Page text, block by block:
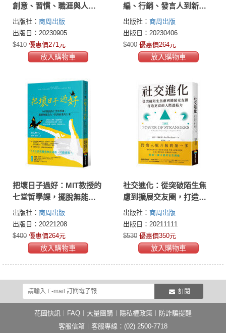
創意、習慣、職涯與人生
的「阻力」，從現在開始
無往不利！
出版社： 商周出版
出版日：20230905
$410 優惠價271元
放入購物車
編、行銷、發言人到新創
CEO都得學的正向曝光技
巧（附照著做的媒體經營
工具包及新聞稿範本）
出版社： 商周出版
出版日：20230406
$400 優惠價264元
放入購物車
把壞日子過好：MIT教授的
七堂哲學課，擺脫無能為
力，找到前進的力量
出版社： 商周出版
出版日：20221208
$400 優惠價264元
放入購物車
社交進化：從突破陌生焦
慮到擴展交友圈，打造更
高的人際連結力
出版社： 商周出版
出版日：20211111
$530 優惠價350元
放入購物車
訂閱
花園快訊 FAQ 大量團購 隱私權政策
防詐騙提醒
客服信箱 ︱客服專線：(02) 2500-7718